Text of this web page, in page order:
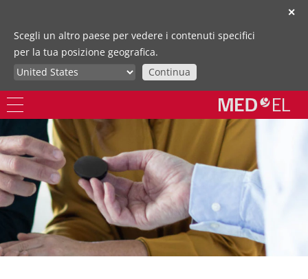
✕
Scegli un altro paese per vedere i contenuti specifici
per la tua posizione geografica.
Continua